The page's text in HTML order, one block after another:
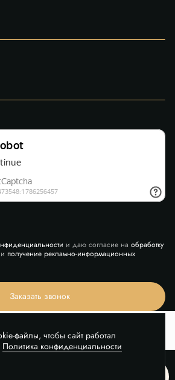
и даю согласие на обработку
получение рекламно-информационных
Заказать звонок
файлы, чтобы сайт работал
Политика конфиденциальности